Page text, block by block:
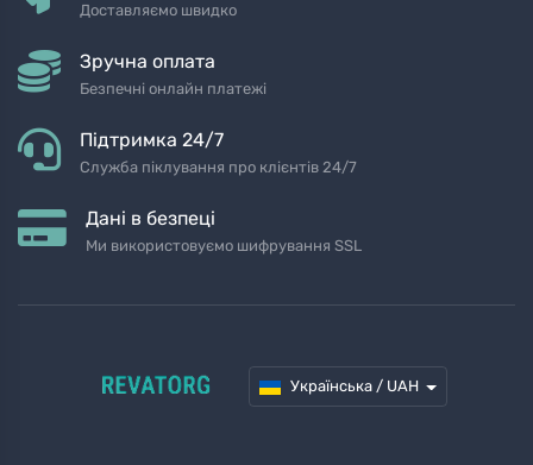
Доставляємо швидко
Зручна оплата
Безпечні онлайн платежі
Підтримка 24/7
Служба піклування про клієнтів 24/7
Дані в безпеці
Ми використовуємо шифрування SSL
Українська / UAH